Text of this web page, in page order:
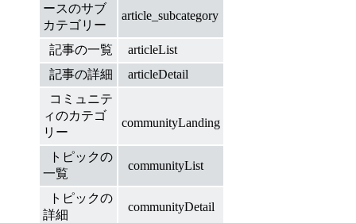
ースのサブ
カテゴリー
article_subcategory
記事の一覧
articleList
記事の詳細
articleDetail
コミュニテ
ィのカテゴ
リー
communityLanding
トピックの
一覧
communityList
トピックの
詳細
communityDetail